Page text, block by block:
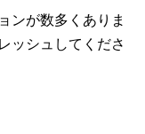
ンが数多くありま
ッシュしてくださ